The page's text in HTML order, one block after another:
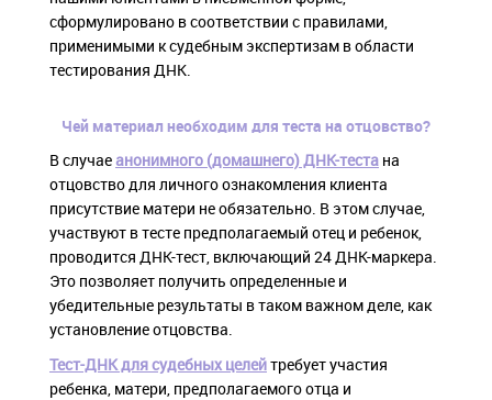
сформулировано в соответствии с правилами,
применимыми к судебным экспертизам в области
тестирования ДНК.
Чей материал необходим для теста на отцовство?
В случаеанонимного (домашнего) ДНК-теста на
отцовство для личного ознакомления клиента
присутствие матери не обязательно. В этом случае,
участвуют в тесте предполагаемый отец и ребенок,
проводится ДНК-тест, включающий 24 ДНК-маркера.
Это позволяет получить определенные и
убедительные результаты в таком важном деле, как
установление отцовства.
Тест-ДНК для судебных целейтребует участия
ребенка, матери, предполагаемого отца и